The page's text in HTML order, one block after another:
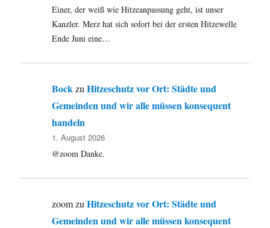
Einer, der weiß wie Hitzeanpassung geht, ist unser
Kanzler. Merz hat sich sofort bei der ersten Hitzewelle
Ende Juni eine…
BockzuHitzeschutz vor Ort: Städte und
Gemeinden und wir alle müssen konsequent
handeln
1. August 2026
@zoom Danke.
zoomzuHitzeschutz vor Ort: Städte und
Gemeinden und wir alle müssen konsequent